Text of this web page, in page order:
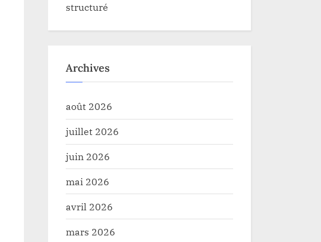
structuré
Archives
août 2026
juillet 2026
juin 2026
mai 2026
avril 2026
mars 2026